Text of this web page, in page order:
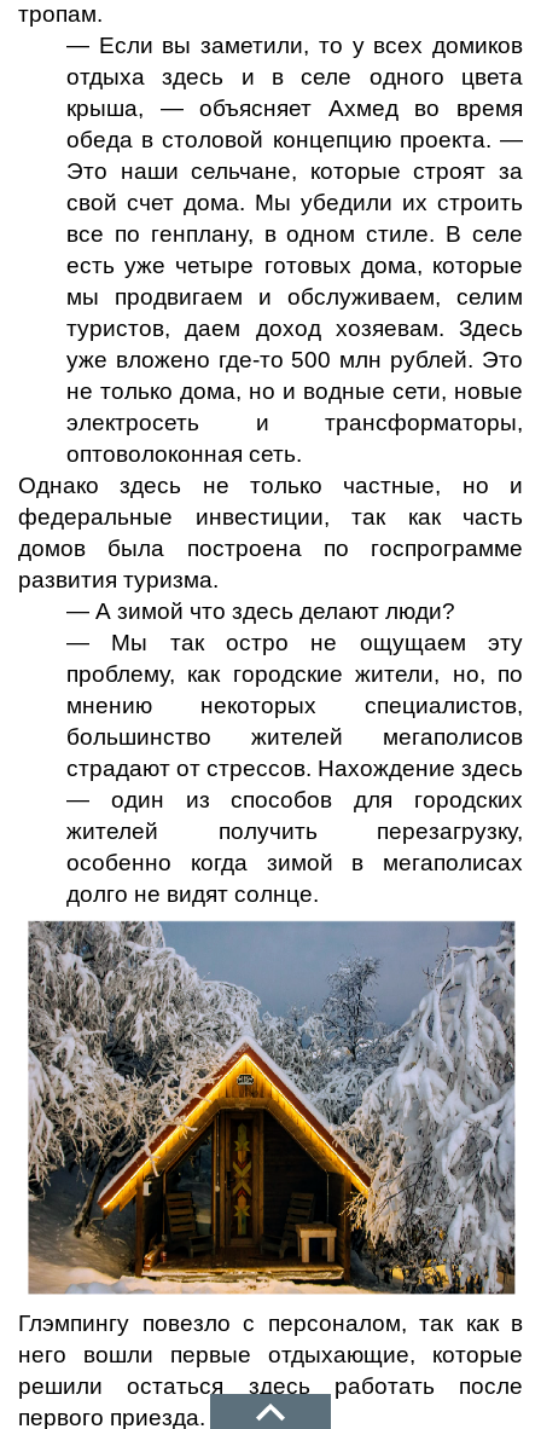
тропам.
— Если вы заметили, то у всех домиков
отдыха здесь и в селе одного цвета
крыша, — объясняет Ахмед во время
обеда в столовой концепцию проекта. —
Это наши сельчане, которые строят за
свой счет дома. Мы убедили их строить
все по генплану, в одном стиле. В селе
есть уже четыре готовых дома, которые
мы продвигаем и обслуживаем, селим
туристов, даем доход хозяевам. Здесь
уже вложено где-то 500 млн рублей. Это
не только дома, но и водные сети, новые
электросеть и трансформаторы,
оптоволоконная сеть.
Однако здесь не только частные, но и
федеральные инвестиции, так как часть
домов была построена по госпрограмме
развития туризма.
— А зимой что здесь делают люди?
— Мы так остро не ощущаем эту
проблему, как городские жители, но, по
мнению некоторых специалистов,
большинство жителей мегаполисов
страдают от стрессов. Нахождение здесь
— один из способов для городских
жителей получить перезагрузку,
особенно когда зимой в мегаполисах
долго не видят солнце.
Глэмпингу повезло с персоналом, так как в
него вошли первые отдыхающие, которые
решили остаться здесь работать после
первого приезда.